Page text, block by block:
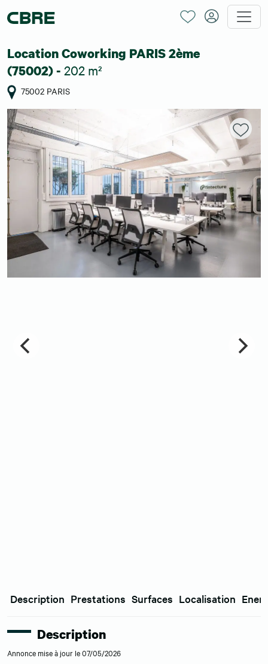
Location Coworking PARIS 2ème
(75002) - 202 m²
75002 PARIS
Description Prestations Surfaces Localisation
Description
Annonce mise à jour le 07/05/2026